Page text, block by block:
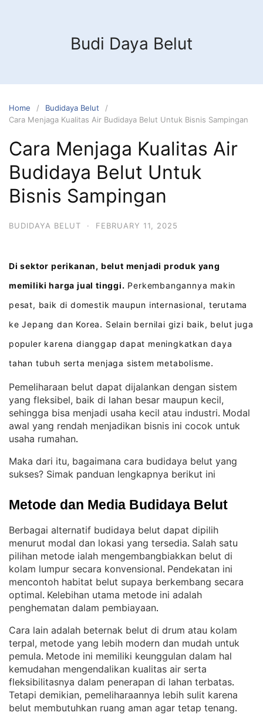
Budi Daya Belut
Home
Budidaya Belut
Cara Menjaga Kualitas Air Budidaya Belut Untuk Bisnis Sampingan
Cara Menjaga Kualitas Air
Budidaya Belut Untuk
Bisnis Sampingan
BUDIDAYA BELUT · FEBRUARY 11, 2025
Di sektor perikanan, belut menjadi produk yang
memiliki harga jual tinggi. Perkembangannya makin
pesat, baik di domestik maupun internasional, terutama
ke Jepang dan Korea. Selain bernilai gizi baik, belut juga
populer karena dianggap dapat meningkatkan daya
tahan tubuh serta menjaga sistem metabolisme.
Pemeliharaan belut dapat dijalankan dengan sistem
yang fleksibel, baik di lahan besar maupun kecil,
sehingga bisa menjadi usaha kecil atau industri. Modal
awal yang rendah menjadikan bisnis ini cocok untuk
usaha rumahan.
Maka dari itu, bagaimana cara budidaya belut yang
sukses? Simak panduan lengkapnya berikut ini
Metode dan Media Budidaya Belut
Berbagai alternatif budidaya belut dapat dipilih
menurut modal dan lokasi yang tersedia. Salah satu
pilihan metode ialah mengembangbiakkan belut di
kolam lumpur secara konvensional. Pendekatan ini
mencontoh habitat belut supaya berkembang secara
optimal. Kelebihan utama metode ini adalah
penghematan dalam pembiayaan.
Cara lain adalah beternak belut di drum atau kolam
terpal, metode yang lebih modern dan mudah untuk
pemula. Metode ini memiliki keunggulan dalam hal
kemudahan mengendalikan kualitas air serta
fleksibilitasnya dalam penerapan di lahan terbatas
Tetapi demikian, pemeliharaannya lebih sulit karena
belut membutuhkan ruang aman agar tetap tenang.